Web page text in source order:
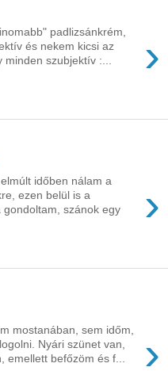
›
padlizsánkrém,
és nekem kicsi az
szubjektív :...
›
időben nálam a
ezen belül is a
szánok egy
›
mostanában, sem időm,
Nyári szünet van,
emellett befőzöm és f...